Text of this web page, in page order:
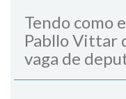
Tendo como
Pabllo Vittar
vaga de